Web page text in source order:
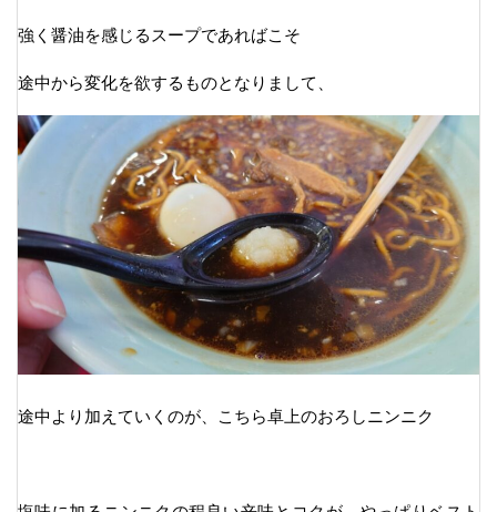
強く醤油を感じるスープであればこそ
途中から変化を欲するものとなりまして、
途中より加えていくのが、こちら卓上のおろしニンニク